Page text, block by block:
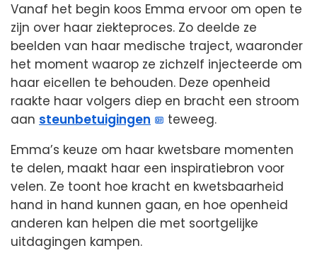
Vanaf het begin koos Emma ervoor om open te
zijn over haar ziekteproces. Zo deelde ze
beelden van haar medische traject, waaronder
het moment waarop ze zichzelf injecteerde om
haar eicellen te behouden. Deze openheid
raakte haar volgers diep en bracht een stroom
aan steunbetuigingen
teweeg.
Emma’s keuze om haar kwetsbare momenten
te delen, maakt haar een inspiratiebron voor
velen. Ze toont hoe kracht en kwetsbaarheid
hand in hand kunnen gaan, en hoe openheid
anderen kan helpen die met soortgelijke
uitdagingen kampen.